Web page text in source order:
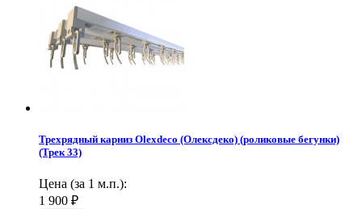
Трехрядный карниз Olexdeco (Олексдеко) (роликовые бегунки)
(Трек 33)
Цена (за 1 м.п.):
1 900 ₽